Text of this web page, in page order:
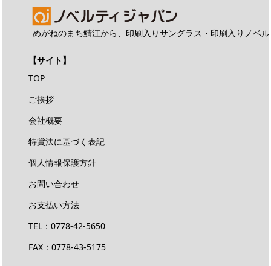
めがねのまち鯖江から、印刷入りサングラス・印刷入りノベ
【サイト】
TOP
ご挨拶
会社概要
特賞法に基づく表記
個人情報保護方針
お問い合わせ
お支払い方法
TEL：0778-42-5650
FAX：0778-43-5175